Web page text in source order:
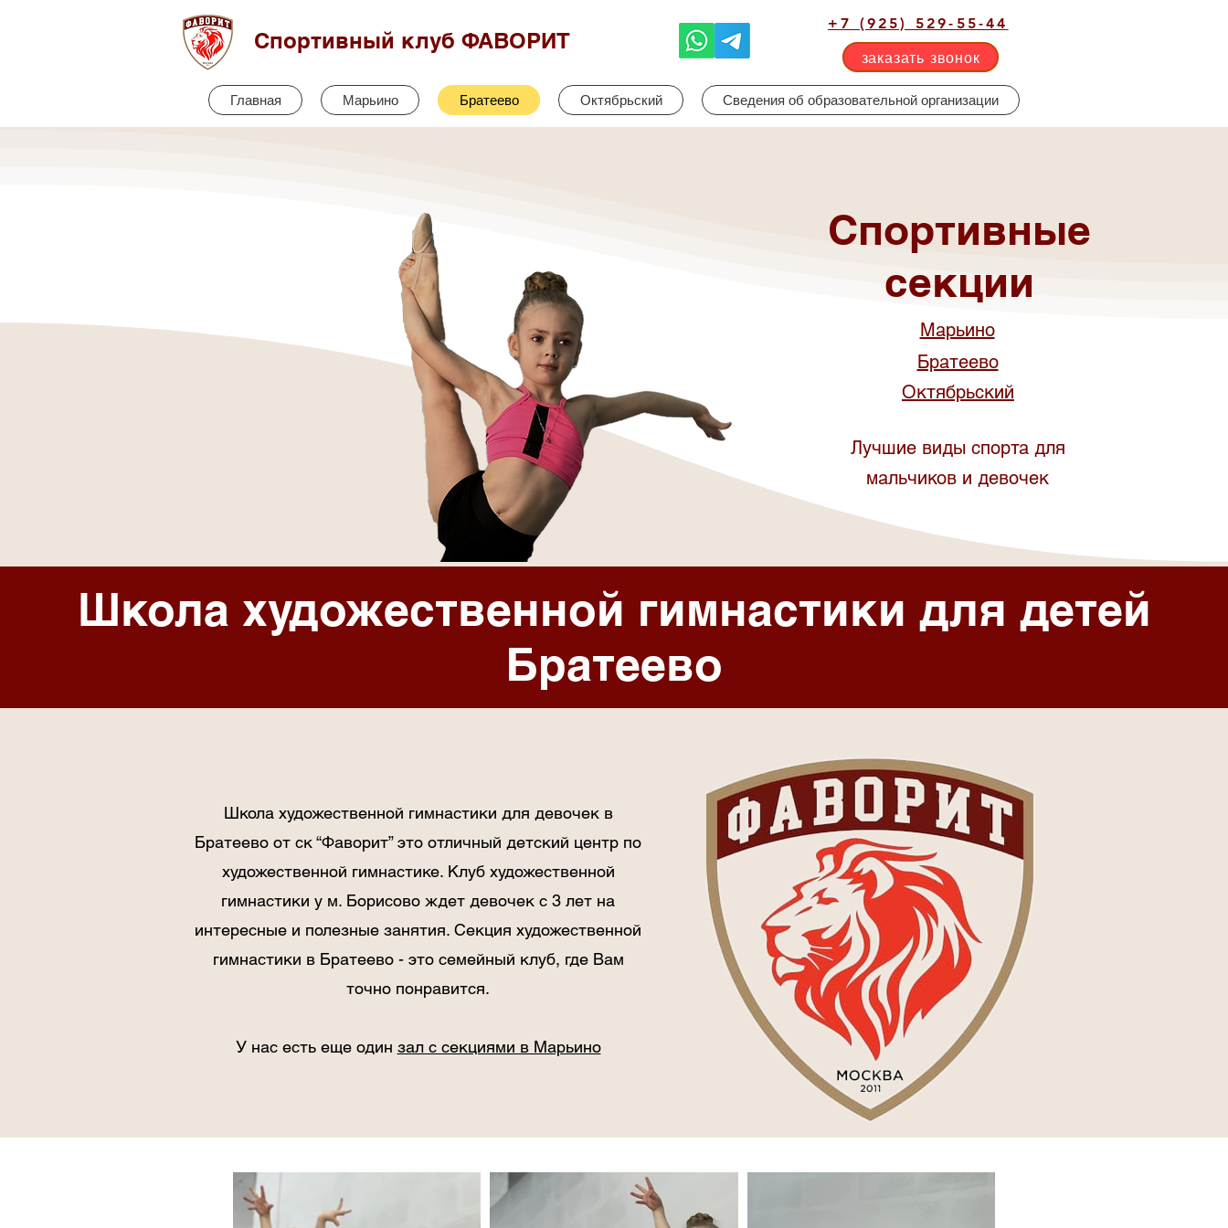
Спортивный клуб ФАВОРИТ
+7 (925) 529-55-44
заказать звонок
Главная Марьино Братеево Октябрьский Сведения об образовательной организации
Спортивные
секции
Лучшие виды спорта для
мальчиков и девочек
Марьино
Братеево
Октябрьский
Школа художественной гимнастики для детей
Братеево
Школа художественной гимнастики для девочек в
Братеево от ск “Фаворит” это отличный детский центр по
художественной гимнастике. Клуб художественной
гимнастики у м. Борисово ждет девочек с 3 лет на
интересные и полезные занятия. Секция художественной
гимнастики в Братеево - это семейный клуб, где Вам
точно понравится.
У нас есть еще один зал с секциями в Марьино